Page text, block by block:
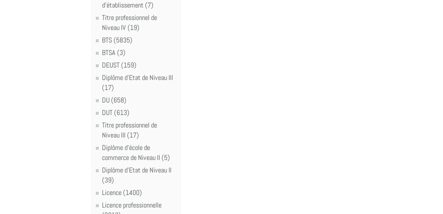
d'établissement (7)
Titre professionnel de
Niveau IV (19)
BTS (5835)
BTSA (3)
DEUST (159)
Diplôme d'Etat de Niveau III
(17)
DU (658)
DUT (613)
Titre professionnel de
Niveau III (17)
Diplôme d'école de
commerce de Niveau II (5)
Diplôme d'Etat de Niveau II
(39)
Licence (1400)
Licence professionnelle